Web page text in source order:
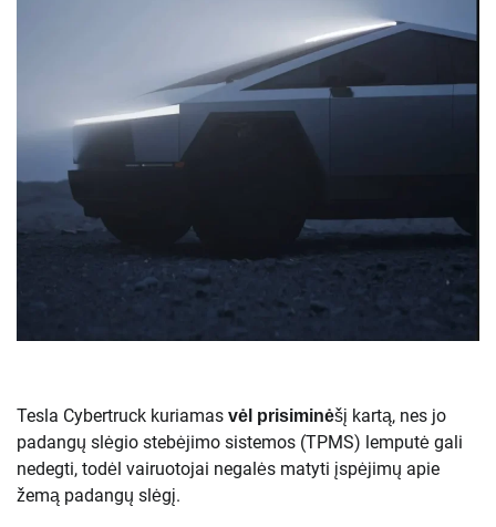
Tesla Cybertruck kuriamas vėl prisiminėšį kartą, nes jo
padangų slėgio stebėjimo sistemos (TPMS) lemputė gali
nedegti, todėl vairuotojai negalės matyti įspėjimų apie
žemą padangų slėgį.